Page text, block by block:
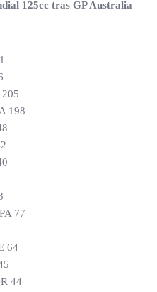
125cc tras GP Australia
205
198
77
64
44